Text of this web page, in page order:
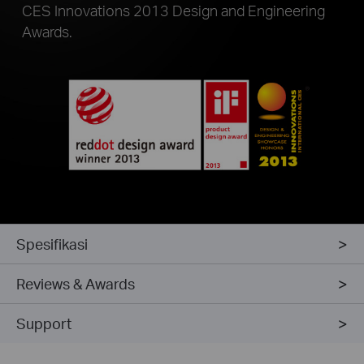
CES Innovations 2013 Design and Engineering
Awards.
Spesifikasi
Reviews & Awards
Support